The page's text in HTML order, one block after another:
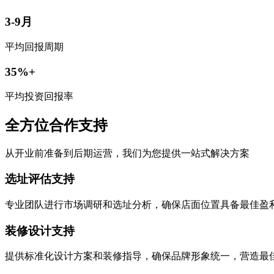
3-9月
平均回报周期
35%+
平均投资回报率
全方位合作支持
从开业前准备到后期运营，我们为您提供一站式解决方案
选址评估支持
专业团队进行市场调研和选址分析，确保店面位置具备最佳盈
装修设计支持
提供标准化设计方案和装修指导，确保品牌形象统一，营造最